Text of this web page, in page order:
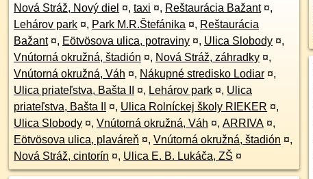
Nová Stráž, Nový diel ¤, taxi ¤, Reštaurácia Bažant ¤,
Lehárov park ¤, Park M.R.Štefánika ¤, Reštaurácia
Bažant ¤, Eötvösova ulica, potraviny ¤, Ulica Slobody ¤,
Vnútorná okružná, štadión ¤, Nová Stráž, záhradky ¤,
Vnútorná okružná, Váh ¤, Nákupné stredisko Lodiar ¤,
Ulica priateľstva, Bašta II
¤, Lehárov park ¤, Ulica
priateľstva, Bašta II
¤, Ulica Rolníckej školy RIEKER ¤,
Ulica Slobody ¤, Vnútorná okružná, Váh ¤, ARRIVA ¤,
Eötvösova ulica, plaváreň ¤, Vnútorná okružná, štadión ¤,
Nová Stráž, cintorín ¤, Ulica E. B. Lukáča, ZŠ ¤